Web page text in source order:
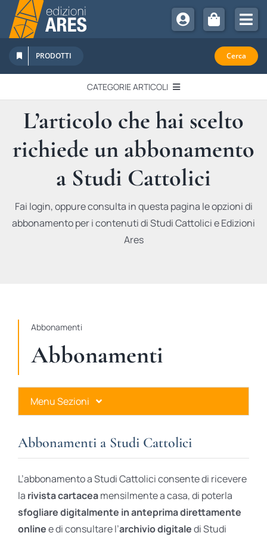
Salta
contenuto
Chi Siamo
Sostienici
Abbonamenti
Promozioni
Newsletter
PRODOTTI Cerca
CATEGORIE ARTICOLI
EDITORIALI
IN QUESTO NUMERO
RECENSIONI
L’articolo che hai scelto
richiede un abbonamento
a Studi Cattolici
Fai login, oppure consulta in questa pagina le opzioni di
abbonamento per i contenuti di Studi Cattolici e Edizioni
Ares
Abbonamenti
Abbonamenti
Menu Sezioni
Ares Gold
Ares Digital
Ares Gift Card
Abbonamenti a Studi Cattolici
L’abbonamento a Studi Cattolici consente di ricevere
la rivista cartaceamensilmente a casa, di poterla
sfogliare digitalmente in anteprima direttamente
onlinee di consultare l’archivio digitaledi Studi